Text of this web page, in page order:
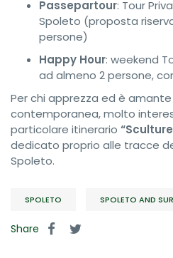
Passepartour: Tour
Spoleto (proposta
persone)
Happy Hour: weekend
ad almeno 2 persone,
Per chi apprezza ed è amante
contemporanea, molto
particolare itinerario
dedicato proprio alle tracce
Spoleto.
SPOLETO SPOLETO AND
Share